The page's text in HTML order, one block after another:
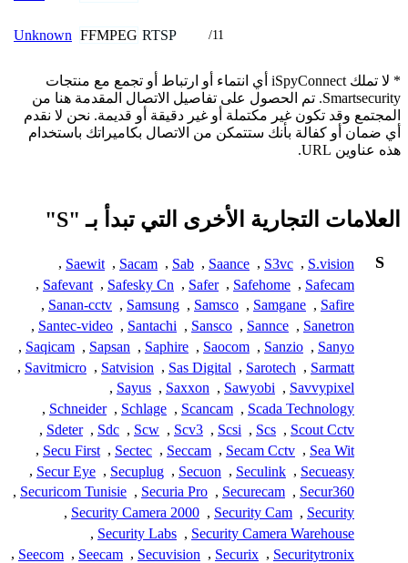
Unknown FFMPEG RTSP /11
* لا تملك iSpyConnect أي انتماء أو ارتباط أو تجمع مع منتجات
Smartsecurity. تم الحصول على تفاصيل الاتصال المقدمة هنا من
المجتمع وقد تكون غير مكتملة أو غير دقيقة أو قديمة. نحن لا نقدم
أي ضمان أو كفالة بأنك ستتمكن من الاتصال بكاميراتك باستخدام
هذه عناوين URL.
العلامات التجارية الأخرى التي تبدأ بـ "S"
S
S.vision
,
S3vc
,
Saance
,
Sab
,
Sacam
,
Saewit
,
Safecam
,
Safehome
,
Safer
,
Safesky Cn
,
Safevant
,
Safire
,
Samgane
,
Samsco
,
Samsung
,
Sanan-cctv
,
Sanetron
,
Sannce
,
Sansco
,
Santachi
,
Santec-video
,
Sanyo
,
Sanzio
,
Saocom
,
Saphire
,
Sapsan
,
Saqicam
,
Sarmatt
,
Sarotech
,
Sas Digital
,
Satvision
,
Savitmicro
,
Savvypixel
,
Sawyobi
,
Saxxon
,
Sayus
,
Scada Technology
,
Scancam
,
Schlage
,
Schneider
,
Scout Cctv
,
Scs
,
Scsi
,
Scv3
,
Scw
,
Sdc
,
Sdeter
,
Sea Wit
,
Secam Cctv
,
Seccam
,
Sectec
,
Secu First
,
Secueasy
,
Seculink
,
Secuon
,
Secuplug
,
Secur Eye
,
Secur360
,
Securecam
,
Securia Pro
,
Securicom Tunisie
,
Security
,
Security Cam
,
Security Camera 2000
,
Security Camera Warehouse
,
Security Labs
,
Securitytronix
,
Securix
,
Secuvision
,
Seecam
,
Seecom
,